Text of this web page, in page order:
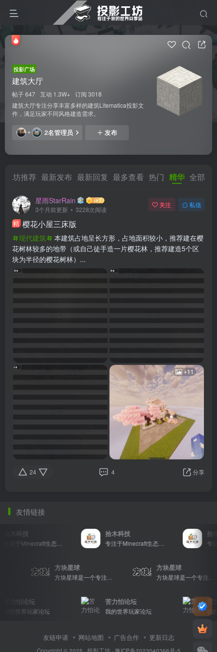
投影广场
建筑大厅
帖子 647 互动 1.3W+
订阅 3018
建筑大厅专注分享丰富多样的建筑Litematica投影文
件，满足玩家不同风格建造需求。
2名管理员 发布
工坊推荐 最新发布 最新回复 最多查看 热门 精华 全部
星雨StarRain
3个月前更新 3228次阅读
关注 私信
精 樱花小屋三床版
现代建筑
本建筑占地呈长方形，占地面积较小，推荐建在樱
花树林较多的地带（或自己徒手造一片樱花林，推荐建造5个区
块为半径的樱花树林）...
+11
24 4 分享
友情链接
拾木科技
专注于Minecraft生态建设
拾木科技
专注于Minecraft生态建设
拾
方块星球 方块星球
苦力怕论坛
我的世界玩家论坛
苦力怕论坛
我的世界玩家论坛
苦
我的
友链申请 网站地图 广告合作 更新日志
Copyright © 2025 · 投影工坊· 豫ICP备2023040366号-5